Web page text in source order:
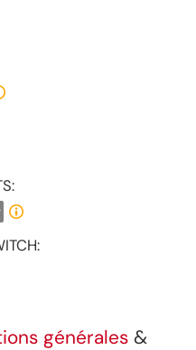
générales &